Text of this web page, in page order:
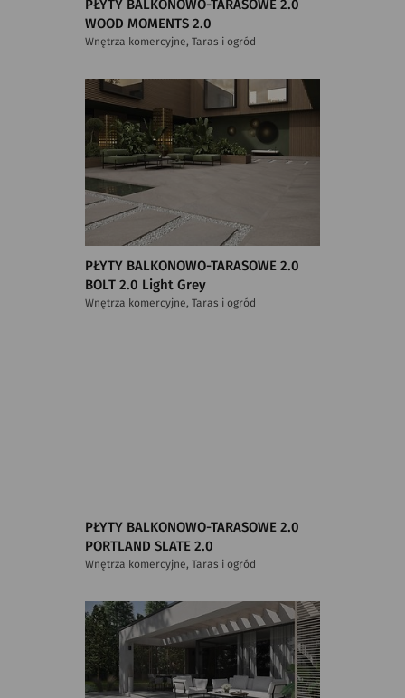
PŁYTY BALKONOWO-TARASOWE 2.0
WOOD MOMENTS 2.0
Wnętrza komercyjne, Taras i ogród
PŁYTY BALKONOWO-TARASOWE 2.0
BOLT 2.0 Light Grey
Wnętrza komercyjne, Taras i ogród
PŁYTY BALKONOWO-TARASOWE 2.0
PORTLAND SLATE 2.0
Wnętrza komercyjne, Taras i ogród